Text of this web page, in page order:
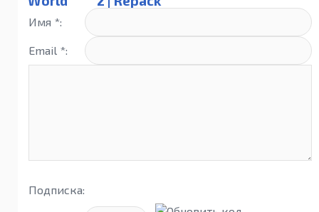
Tour 2 |
Ace
Edition
Имя *:
Email *:
Подписка: